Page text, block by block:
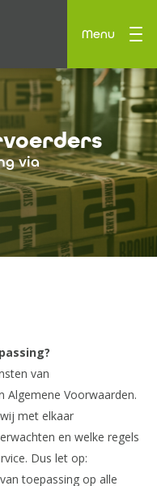
Menu
via
van
Algemene Voorwaarden.
met elkaar
en welke regels
Dus let op:
toepassing op alle